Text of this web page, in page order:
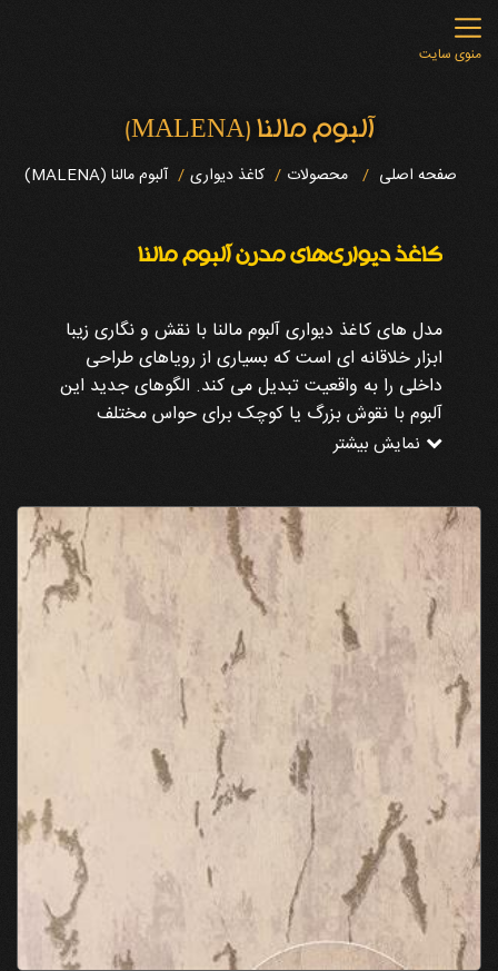
منوی سایت
آلبوم مالنا (MALENA)
صفحه اصلی
محصولات کاغذ دیواری آلبوم مالنا (MALENA)
کاغذ دیواری‌های مدرن آلبوم مالنا
مدل های کاغذ دیواری آلبوم مالنا با نقش و نگاری زیبا
ابزار خلاقانه ای است که بسیاری از رویاهای طراحی
داخلی را به واقعیت تبدیل می کند. الگوهای جدید این
آلبوم با نقوش بزرگ یا کوچک برای حواس مختلف
جذابیت دارد و با چشم و ذهن بیننده بازی می کند.
نمایش بیشتر